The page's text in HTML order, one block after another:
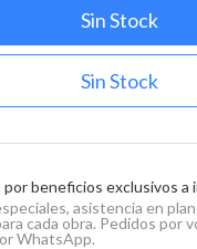
Sin Stock
Sin Stock
beneficios exclusivos a
asistencia en
cada obra. Pedidos por
WhatsApp.